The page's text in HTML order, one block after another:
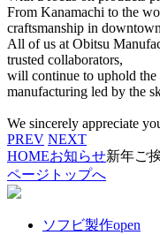
From Kanamachi to the
craftsmanship in
All of us at Obitsu
trusted collaborators,
will continue to uphold the
manufacturing led by the
We sincerely appreciate
PREV NEXT
HOMEお知らせ新年ご
ページトップへ
ソフビ製作open